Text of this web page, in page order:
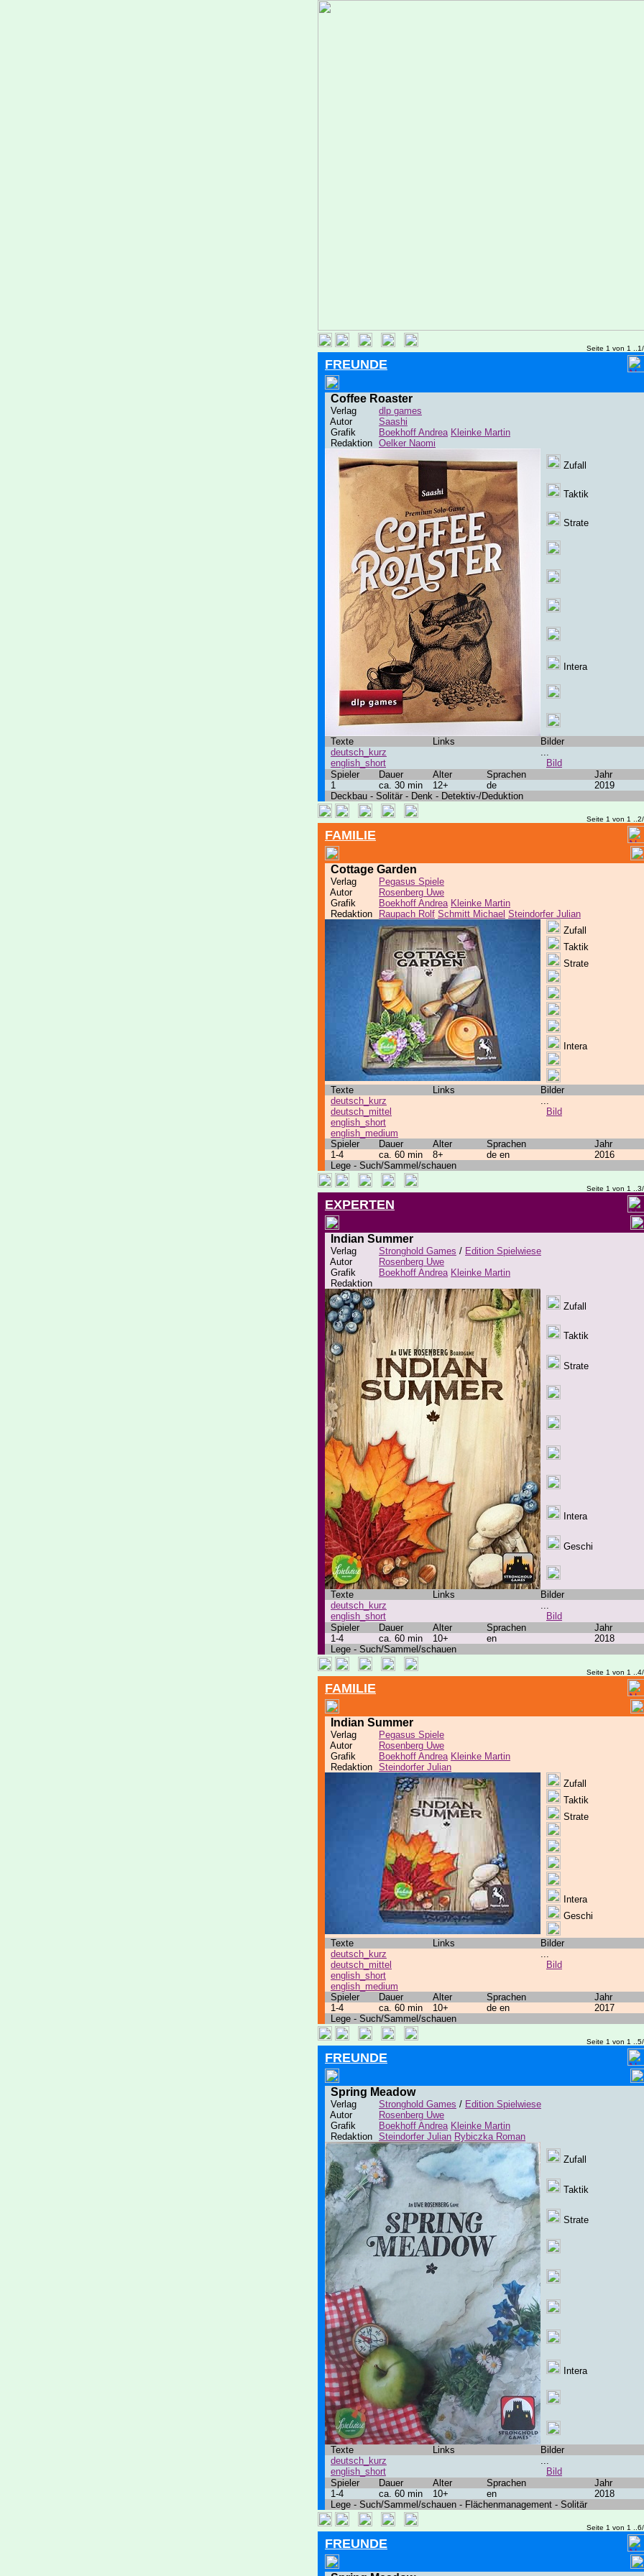
Seite 1 von 1
FREUNDE
Coffee Roaster
Verlag
dlp games
Autor
Saashi
Grafik
Boekhoff Andrea Kleinke Martin
Redaktion Oelker Naomi
Zufall
Taktik
Strate
Intera
Texte Links
Bilder
deutsch_kurz
english_short
...
Bild
Spieler
Dauer Alter Sprachen
Jahr
1
ca. 30 min 12+ de
2019
Deckbau - Solitär - Denk - Detektiv-/Deduktion
Seite 1 von 1
FAMILIE
Cottage Garden
Verlag
Pegasus Spiele
Autor
Rosenberg Uwe
Grafik
Boekhoff Andrea Kleinke Martin
Redaktion
Raupach Rolf Schmitt Michael Steindorfer Julian
Zufall
Taktik
Strate
Intera
Texte Links
Bilder
deutsch_kurz
deutsch_mittel
english_short
english_medium
...
Bild
Spieler Dauer Alter Sprachen
Jahr
1-4
ca. 60 min 8+ de en
2016
Lege - Such/Sammel/schauen
Seite 1 von 1
EXPERTEN
Indian Summer
Verlag Stronghold Games / Edition Spielwiese
Autor
Rosenberg Uwe
Grafik
Boekhoff Andrea Kleinke Martin
Redaktion
Zufall
Taktik
Strate
Intera
Geschi
Texte Links
Bilder
deutsch_kurz
english_short
...
Bild
Spieler
Dauer Alter Sprachen
Jahr
1-4
ca. 60 min 10+ en
2018
Lege - Such/Sammel/schauen
Seite 1 von 1
FAMILIE
Indian Summer
Verlag
Pegasus Spiele
Autor
Rosenberg Uwe
Grafik
Boekhoff Andrea Kleinke Martin
Redaktion Steindorfer Julian
Zufall
Taktik
Strate
Intera
Geschi
Texte Links
Bilder
deutsch_kurz
deutsch_mittel
english_short
english_medium
...
Bild
Spieler Dauer Alter Sprachen
Jahr
1-4
ca. 60 min 10+ de en
2017
Lege - Such/Sammel/schauen
Seite 1 von 1
FREUNDE
Spring Meadow
Verlag Stronghold Games / Edition Spielwiese
Autor
Rosenberg Uwe
Grafik
Boekhoff Andrea Kleinke Martin
Redaktion Steindorfer Julian Rybiczka Roman
Zufall
Taktik
Strate
Intera
Texte Links
Bilder
deutsch_kurz
english_short
...
Bild
Spieler
Dauer Alter Sprachen
Jahr
1-4
ca. 60 min 10+ en
2018
Lege - Such/Sammel/schauen - Flächenmanagement - Solitär
Seite 1 von 1
FREUNDE